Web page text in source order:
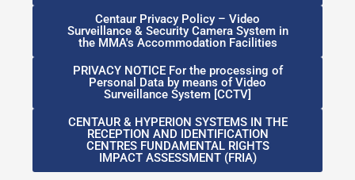
Centaur Privacy Policy – Video
Surveillance & Security Camera System in
the ΜMA's Accommodation Facilities
PRIVACY NOTICE For the processing of
Personal Data by means of Video
Surveillance System [CCTV]
CENTAUR & HYPERION SYSTEMS IN THE
RECEPTION AND IDENTIFICATION
CENTRES FUNDAMENTAL RIGHTS
IMPACT ASSESSMENT (FRIA)